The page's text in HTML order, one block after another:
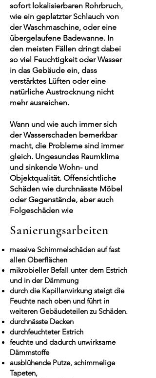
sofort lokalisierbaren Rohrbruch,
wie ein geplatzter Schlauch von
der Waschmaschine, oder eine
übergelaufene Badewanne. In
den meisten Fällen dringt dabei
so viel Feuchtigkeit oder Wasser
in das Gebäude ein, dass
verstärktes Lüften oder eine
natürliche Austrocknung nicht
mehr ausreichen.
Wann und wie auch immer sich
der Wasserschaden bemerkbar
macht, die Probleme sind immer
gleich. Ungesundes Raumklima
und sinkende Wohn- und
Objektqualität. Offensichtliche
Schäden wie durchnässte Möbel
oder Gegenstände, aber auch
Folgeschäden wie
Sanierungsarbeiten
massive Schimmelschäden auf fast
allen Oberflächen
mikrobieller Befall unter dem Estrich
und in der Dämmung
durch die Kapillarwirkung steigt die
Feuchte nach oben und führt in
weiteren Gebäudeteilen zu Schäden.
durchnässte Decken
durchfeuchteter Estrich
feuchte und dadurch unwirksame
Dämmstoffe
ausblühende Putze, schimmelige
Tapeten,